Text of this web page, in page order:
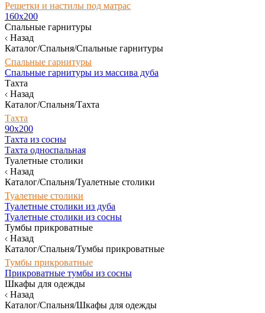
Решетки и настилы под матрас
160х200
Спальные гарнитуры
Назад
Каталог/Спальня/Спальные гарнитуры
Спальные гарнитуры
Спальные гарнитуры из массива дуба
Тахта
Назад
Каталог/Спальня/Тахта
Тахта
90х200
Тахта из сосны
Тахта односпальная
Туалетные столики
Назад
Каталог/Спальня/Туалетные столики
Туалетные столики
Туалетные столики из дуба
Туалетные столики из сосны
Тумбы прикроватные
Назад
Каталог/Спальня/Тумбы прикроватные
Тумбы прикроватные
Прикроватные тумбы из сосны
Шкафы для одежды
Назад
Каталог/Спальня/Шкафы для одежды